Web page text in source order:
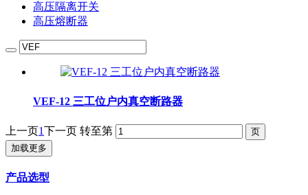
高压隔离开关
高压熔断器
VEF-12 三工位户内真空断路器
上一页1下一页 转至第
加载更多
产品选型